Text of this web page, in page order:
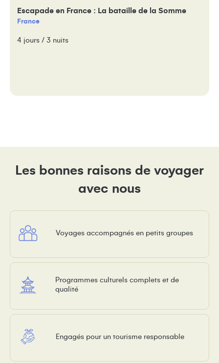
Escapade en France : La bataille de la Somme
France
4 jours / 3 nuits
Les bonnes raisons de voyager
avec nous
Voyages accompagnés en petits groupes
Programmes culturels complets et de
qualité
Engagés pour un tourisme responsable